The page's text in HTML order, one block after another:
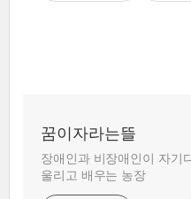
꿈이자라는뜰
장애인과 비장애인이 자기
울리고 배우는 농장